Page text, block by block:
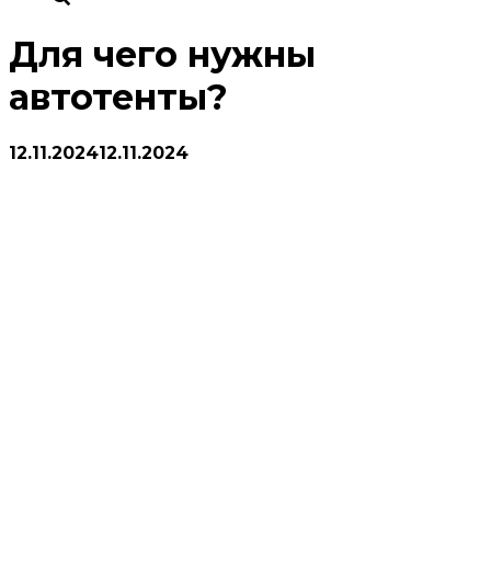
Для чего нужны
автотенты?
12.11.202412.11.2024